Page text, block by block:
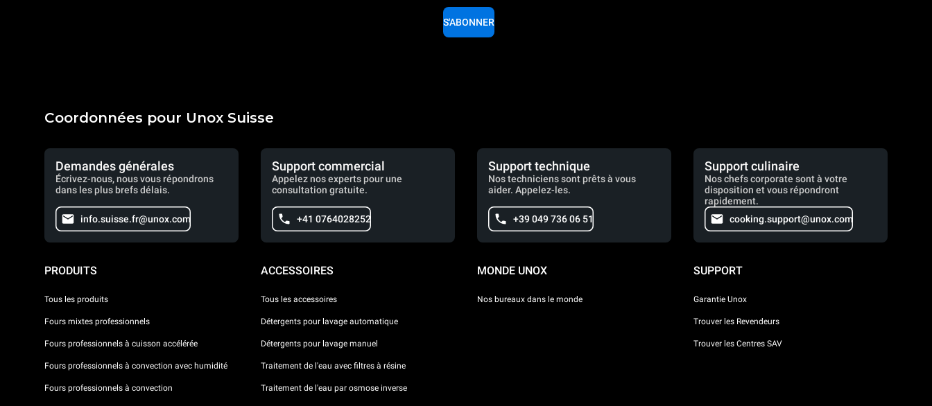
S'ABONNER
Coordonnées pour Unox Suisse
Demandes générales
Écrivez-nous, nous vous répondrons
dans les plus brefs délais.
info.suisse.fr@unox.com
Support commercial
Appelez nos experts pour une
consultation gratuite.
+41 0764028252
Support technique
Nos techniciens sont prêts à vous
aider. Appelez-les.
+39 049 736 06 51
Support culinaire
Nos chefs corporate sont à votre
disposition et vous répondront
rapidement.
cooking.support@unox.com
PRODUITS
Tous les produits
Fours mixtes professionnels
Fours professionnels à cuisson accélérée
Fours professionnels à convection avec humidité
Fours professionnels à convection
ACCESSOIRES
Tous les accessoires
Détergents pour lavage automatique
Détergents pour lavage manuel
Traitement de l'eau avec filtres à résine
Traitement de l'eau par osmose inverse
MONDE UNOX
Nos bureaux dans le monde
SUPPORT
Garantie Unox
Trouver les Revendeurs
Trouver les Centres SAV